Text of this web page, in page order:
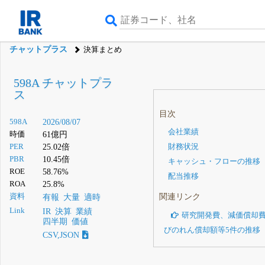
チャットプラス 決算まとめ
598A チャットプラ
ス
598A 2026/08/07
時価 61億円
PER 25.02倍
PBR 10.45倍
ROE 58.76%
ROA 25.8%
資料 有報 大量 適時
Link IR 決算 業績
四半期
価値
CSV,JSON
目次
会社業績
財務状況
キャッシュ・フローの推移
配当推移
関連リンク
研究開発費、減価償却
びのれん償却額等5件の推移